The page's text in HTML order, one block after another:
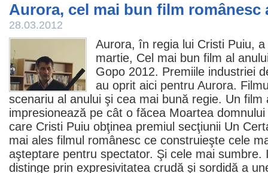
Aurora, cel mai bun film
28.03.2012
Aurora, în regia lui Cristi Puiu, a
martie, Cel mai bun film al
Gopo 2012. Premiile industriei
au oprit aici pentru Aurora.
scenariu al anului şi cea mai bună regie. Un film
impresionează pe cât o făcea Moartea
care Cristi Puiu obţinea premiul secţiunii Un
mai ales filmul românesc ce construieşte cele
aşteptare pentru spectator. Şi cele mai sumbre.
distinge prin expresivitatea crudă şi sordidă a